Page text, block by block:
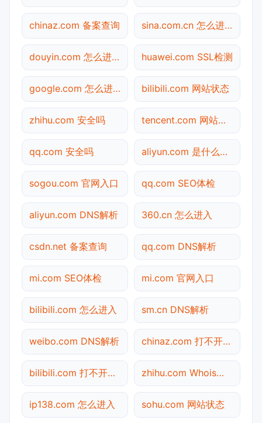
chinaz.com 备案查询 sina.com.cn 怎么进入
douyin.com 怎么进入 huawei.com SSL检测
google.com 怎么进入 bilibili.com 网站状态
zhihu.com 安全吗 tencent.com 网站状态
qq.com 安全吗 aliyun.com 是什么网站
sogou.com 官网入口 qq.com SEO体检
aliyun.com DNS解析 360.cn 怎么进入
csdn.net 备案查询 qq.com DNS解析
mi.com SEO体检 mi.com 官网入口
bilibili.com 怎么进入 sm.cn DNS解析
weibo.com DNS解析 chinaz.com 打不开检测
bilibili.com 打不开检测 zhihu.com Whois查询
ip138.com 怎么进入 sohu.com 网站状态